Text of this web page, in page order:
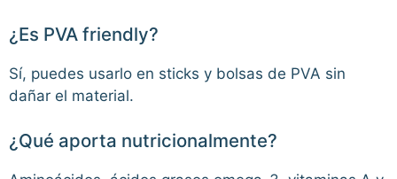
¿Es PVA friendly?
Sí, puedes usarlo en sticks y bolsas de PVA sin
dañar el material.
¿Qué aporta nutricionalmente?